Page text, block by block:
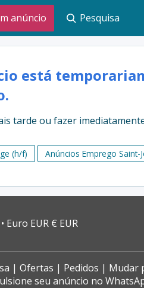
anúncio Pesquisa
está
tarde ou fazer
(h/f) Anúncios Emprego Saint-
Euro EUR € EUR
Ofertas Pedidos Mudar
seu anúncio no